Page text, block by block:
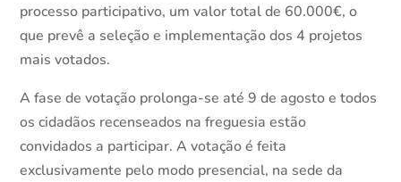
processo participativo, um valor total de 60.000€, o
que prevê a seleção e implementação dos 4 projetos
mais votados.
A fase de votação prolonga-se até 9 de agosto e todos
os cidadãos recenseados na freguesia estão
convidados a participar. A votação é feita
exclusivamente pelo modo presencial, na sede da